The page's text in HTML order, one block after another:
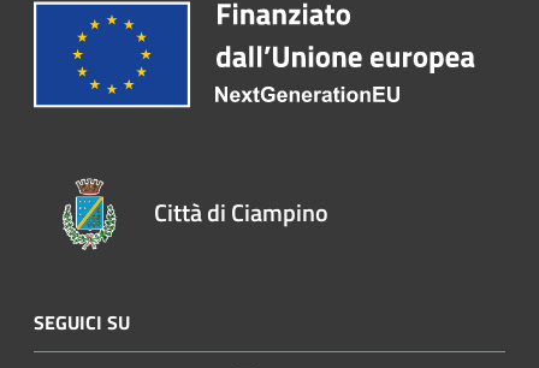
Città di Ciampino
SEGUICI SU